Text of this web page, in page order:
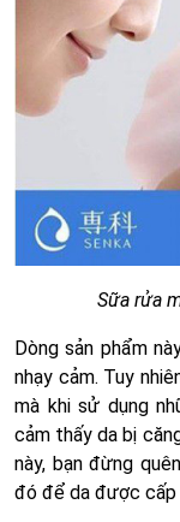
Sữa rửa
Dòng sản phẩm
nhạy cảm. Tuy
mà khi sử dụng
cảm thấy da bị
này, bạn đừng
đó để da được cấp